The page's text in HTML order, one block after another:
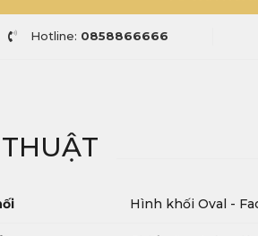
Hotline: 0858866666
Hình khối Oval -